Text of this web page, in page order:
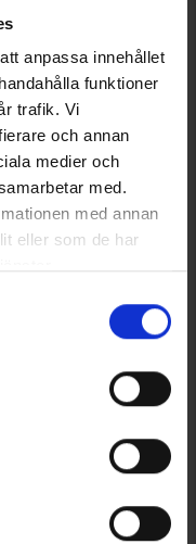
anpassa innehållet
funktioner
trafik. Vi
och annan
medier och
med.
med annan
eller som de har
Licensfodral
kr